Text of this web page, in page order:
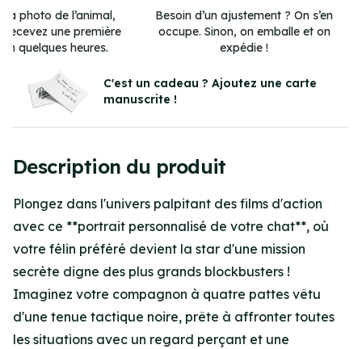
photo de l’animal,
recevez une première
quelques heures.
Besoin d’un ajustement ? On s’en
occupe. Sinon, on emballe et on
expédie !
C'est un cadeau ? Ajoutez une carte
manuscrite !
Description du produit
Plongez dans l'univers palpitant des films d'action
avec ce **portrait personnalisé de votre chat**, où
votre félin préféré devient la star d'une mission
secrète digne des plus grands blockbusters !
Imaginez votre compagnon à quatre pattes vêtu
d'une tenue tactique noire, prête à affronter toutes
les situations avec un regard perçant et une